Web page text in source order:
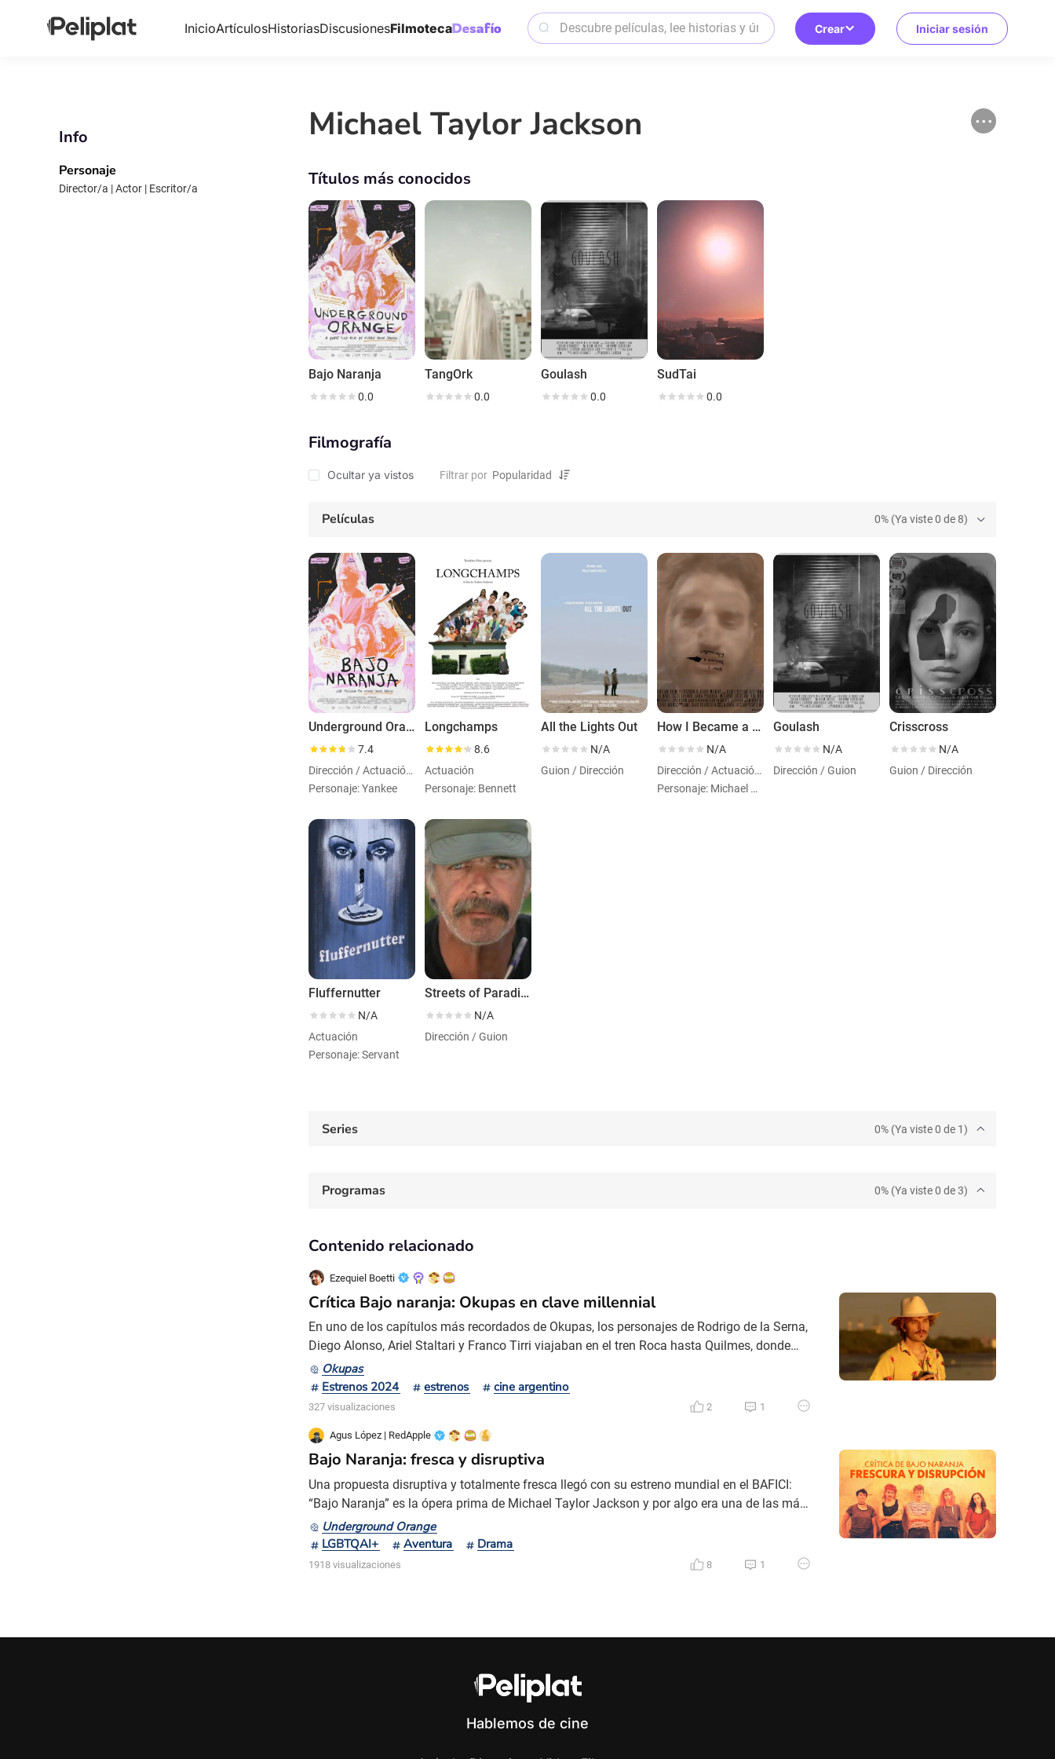
InicioArtículosHistoriasDiscusionesFilmoteca Crear Iniciar sesión
Info
Personaje
Director/a | Actor | Escritor/a
Michael Taylor Jackson
Títulos más conocidos
Bajo Naranja
0.0
TangOrk
0.0
Goulash
0.0
SudTai
0.0
Filmografía
Ocultar ya vistos Filtrar por
Películas 0% (Ya viste 0 de 8)
Underground Orange
7.4
Dirección / Actuación / Guion
Personaje: Yankee
Longchamps
8.6
Actuación
Personaje: Bennett
All the Lights Out
N/A
Guion / Dirección
How I Became a Filmmaker
N/A
Dirección / Actuación / Guion
Personaje: Michael Jackson
Goulash
N/A
Dirección / Guion
Crisscross
N/A
Guion / Dirección
Fluffernutter
N/A
Actuación
Personaje: Servant
Streets of Paradise
N/A
Dirección / Guion
Series 0% (Ya viste 0 de 1)
Programas 0% (Ya viste 0 de 3)
Contenido relacionado
Ezequiel Boetti
Crítica Bajo naranja: Okupas en clave millennial
En uno de los capítulos más recordados de Okupas, los personajes de Rodrigo de la Serna,
Diego Alonso, Ariel Staltari y Franco Tirri viajaban en el tren Roca hasta Quilmes, donde
pasaban una noche en la que convivía el espíritu del reviente de la Nueva Comedia
Americana con los flejes más emotivos de las amistades masculinas. Hacían de todo
durante esas horas inolvidables: jugaban a los fichines,
Okupas
Estrenos 2024
estrenos cine argentino
327 visualizaciones 2 1
Agus López | RedApple
Bajo Naranja: fresca y disruptiva
Una propuesta disruptiva y totalmente fresca llegó con su estreno mundial en el BAFICI:
“Bajo Naranja” es la ópera prima de Michael Taylor Jackson y por algo era una de las más
esperadas del festival, que más que una película, es un manifiesto y un estilo de vida.
“Bajo Naranja apunta a las contradicciones de un mundo cada vez más engañoso donde
el Internet es real y las noticias son falsas, donde
Underground Orange
LGBTQAI+
Aventura Drama
1918 visualizaciones 8 1
Hablemos de cine